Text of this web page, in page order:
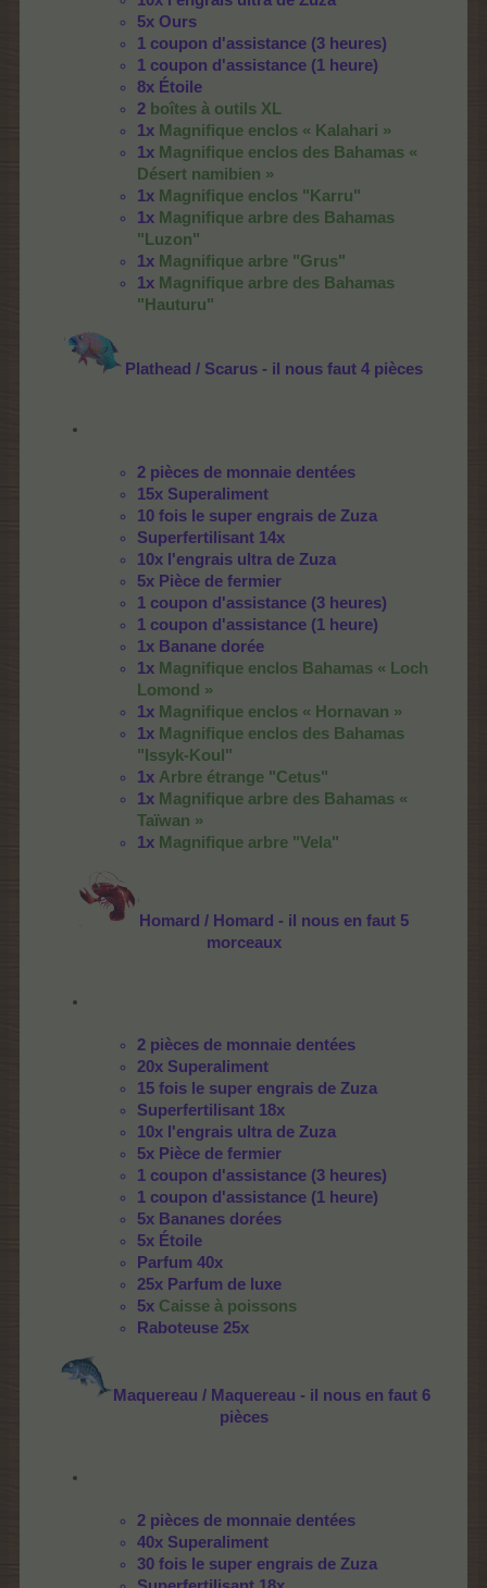
5x Ours
1 coupon d'assistance (3 heures)
1 coupon d'assistance (1 heure)
8x Étoile
2 boîtes à outils XL
1x Magnifique enclos « Kalahari »
1x Magnifique enclos des Bahamas «
Désert namibien »
1x Magnifique enclos "Karru"
1x Magnifique arbre des Bahamas
"Luzon"
1x Magnifique arbre "Grus"
1x Magnifique arbre des Bahamas
"Hauturu"
Plathead / Scarus - il nous faut 4 pièces
2 pièces de monnaie dentées
15x Superaliment
10 fois le super engrais de Zuza
Superfertilisant 14x
10x l'engrais ultra de Zuza
5x Pièce de fermier
1 coupon d'assistance (3 heures)
1 coupon d'assistance (1 heure)
1x Banane dorée
1x Magnifique enclos Bahamas « Loch
Lomond »
1x Magnifique enclos « Hornavan »
1x Magnifique enclos des Bahamas
"Issyk-Koul"
1x Arbre étrange "Cetus"
1x Magnifique arbre des Bahamas «
Taïwan »
1x Magnifique arbre "Vela"
Homard / Homard - il nous en faut 5
morceaux
2 pièces de monnaie dentées
20x Superaliment
15 fois le super engrais de Zuza
Superfertilisant 18x
10x l'engrais ultra de Zuza
5x Pièce de fermier
1 coupon d'assistance (3 heures)
1 coupon d'assistance (1 heure)
5x Bananes dorées
5x Étoile
Parfum 40x
25x Parfum de luxe
5x Caisse à poissons
Raboteuse 25x
Maquereau / Maquereau - il nous en faut 6
pièces
2 pièces de monnaie dentées
40x Superaliment
30 fois le super engrais de Zuza